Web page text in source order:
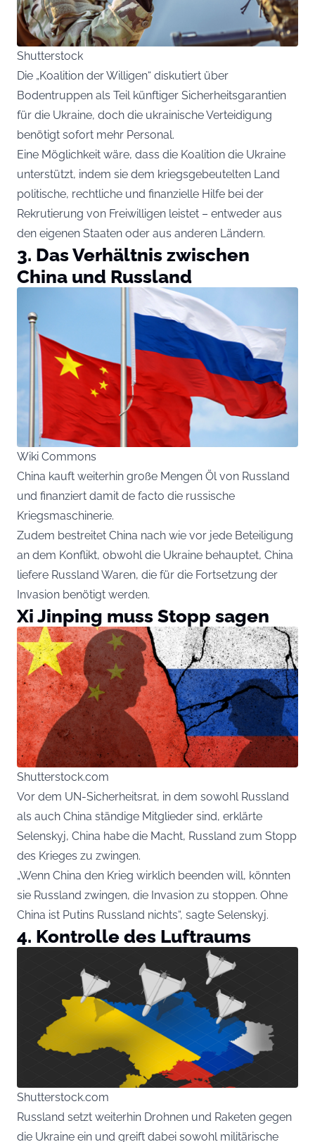
Shutterstock
Die „Koalition der Willigen“ diskutiert über
Bodentruppen als Teil künftiger Sicherheitsgarantien
für die Ukraine, doch die ukrainische Verteidigung
benötigt sofort mehr Personal.
Eine Möglichkeit wäre, dass die Koalition die Ukraine
unterstützt, indem sie dem kriegsgebeutelten Land
politische, rechtliche und finanzielle Hilfe bei der
Rekrutierung von Freiwilligen leistet – entweder aus
den eigenen Staaten oder aus anderen Ländern.
3. Das Verhältnis zwischen
China und Russland
Wiki Commons
China kauft weiterhin große Mengen Öl von Russland
und finanziert damit de facto die russische
Kriegsmaschinerie.
Zudem bestreitet China nach wie vor jede Beteiligung
an dem Konflikt, obwohl die Ukraine behauptet, China
liefere Russland Waren, die für die Fortsetzung der
Invasion benötigt werden.
Xi Jinping muss Stopp sagen
Shutterstock.com
Vor dem UN-Sicherheitsrat, in dem sowohl Russland
als auch China ständige Mitglieder sind, erklärte
Selenskyj, China habe die Macht, Russland zum Stopp
des Krieges zu zwingen.
„Wenn China den Krieg wirklich beenden will, könnten
sie Russland zwingen, die Invasion zu stoppen. Ohne
China ist Putins Russland nichts“, sagte Selenskyj.
4. Kontrolle des Luftraums
Shutterstock.com
Russland setzt weiterhin Drohnen und Raketen gegen
die Ukraine ein und greift dabei sowohl militärische